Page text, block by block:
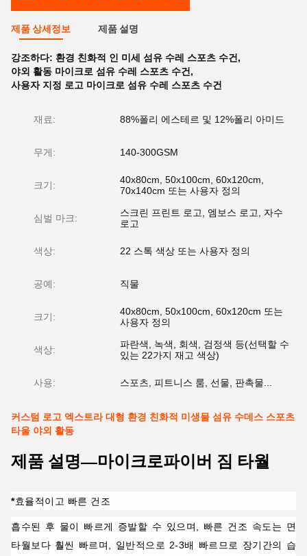
제품 상세정보 제품 설명
강조하다: 환경 친화적 인 미세 섬유 수레 스포츠 수건 ,
야외 활동 마이크로 섬유 수레 스포츠 수건 ,
사용자 지정 로고 마이크로 섬유 수레 스포츠 수건
재료: 88%폴리 에스테르 및 12%폴리 아미드
무게: 140-300GSM
크기:
40x80cm, 50x100cm, 60x120cm,
70x140cm 또는 사용자 정의
심벌 마크:
스크린 프린트 로고, 엠보스 로고, 자수
로고
색상: 22 스톡 색상 또는 사용자 정의
공예: 직물
크기:
40x80cm, 50x100cm, 60x120cm 또는
사용자 정의
색상:
파란색, 녹색, 회색, 검정색 등(선택할 수
있는 22가지 재고 색상)
사용: 스포츠, 피트니스 룸, 선물, 판촉물...
커스텀 로고 엑스트라 대형 환경 친화적 미생물 섬유 수데스 스포츠
타울 야외 활동
제품 설명—마이크로파이버 짐 타월
*효율적이고 빠른 건조
흡수된 후 물이 빠르게 증발할 수 있으며, 빠른 건조 속도는 면
타월보다 훨씬 빠르며, 일반적으로 2-3배 빠르므로 장기간의 습